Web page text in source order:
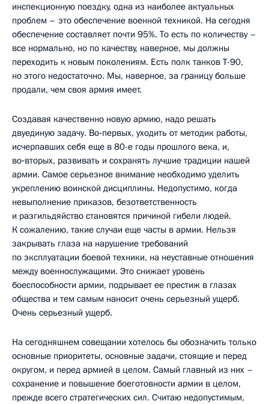
инспекционную поездку, одна из наиболее актуальных
проблем – это обеспечение военной техникой. На сегодня
обеспечение составляет почти 95%. То есть по количеству –
все нормально, но по качеству, наверное, мы должны
переходить к новым поколениям. Есть полк танков Т-90,
но этого недостаточно. Мы, наверное, за границу больше
продали, чем своя армия имеет.
Создавая качественно новую армию, надо решать
двуединую задачу. Во‑первых, уходить от методик работы,
исчерпавших себя еще в 80-е годы прошлого века, и,
во‑вторых, развивать и сохранять лучшие традиции нашей
армии. Самое серьезное внимание необходимо уделить
укреплению воинской дисциплины. Недопустимо, когда
невыполнение приказов, безответственность
и разгильдяйство становятся причиной гибели людей.
К сожалению, такие случаи еще часты в армии. Нельзя
закрывать глаза на нарушение требований
по эксплуатации боевой техники, на неуставные отношения
между военнослужащими. Это снижает уровень
боеспособности армии, подрывает ее престиж в глазах
общества и тем самым наносит очень серьезный ущерб.
Очень серьезный ущерб.
На сегодняшнем совещании хотелось бы обозначить только
основные приоритеты, основные задачи, стоящие и перед
округом, и перед армией в целом. Самый главный из них –
сохранение и повышение боеготовности армии в целом,
прежде всего стратегических сил. Считаю недопустимым,